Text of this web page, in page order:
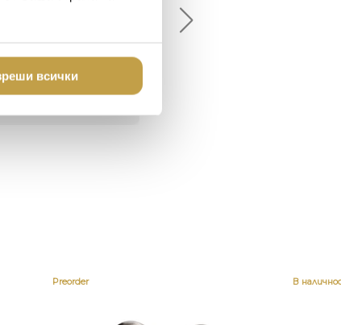
всички
декор - уникално и
Хареса ми
Preorder В